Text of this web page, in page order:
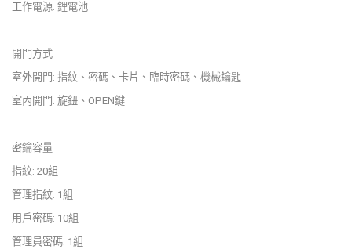
工作電源: 鋰電池
開門方式
室外開門: 指紋、密碼、卡片、臨時密碼、機械鑰匙
室內開門: 旋鈕、OPEN鍵
密鑰容量
指紋: 20組
管理指紋: 1組
用戶密碼: 10組
管理員密碼: 1組